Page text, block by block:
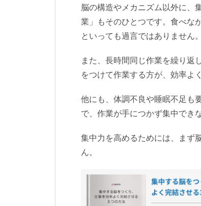
脳の構造やメカニズム以外に、
業」もそのひとつです。食べな
といっても過言ではありません。
また、長時間同じ作業を繰り返
をつけて作業する方が、効率よ
他にも、体調不良や睡眠不足も
で、作業が手につかず集中でき
集中力を高めるためには、まず
ん。